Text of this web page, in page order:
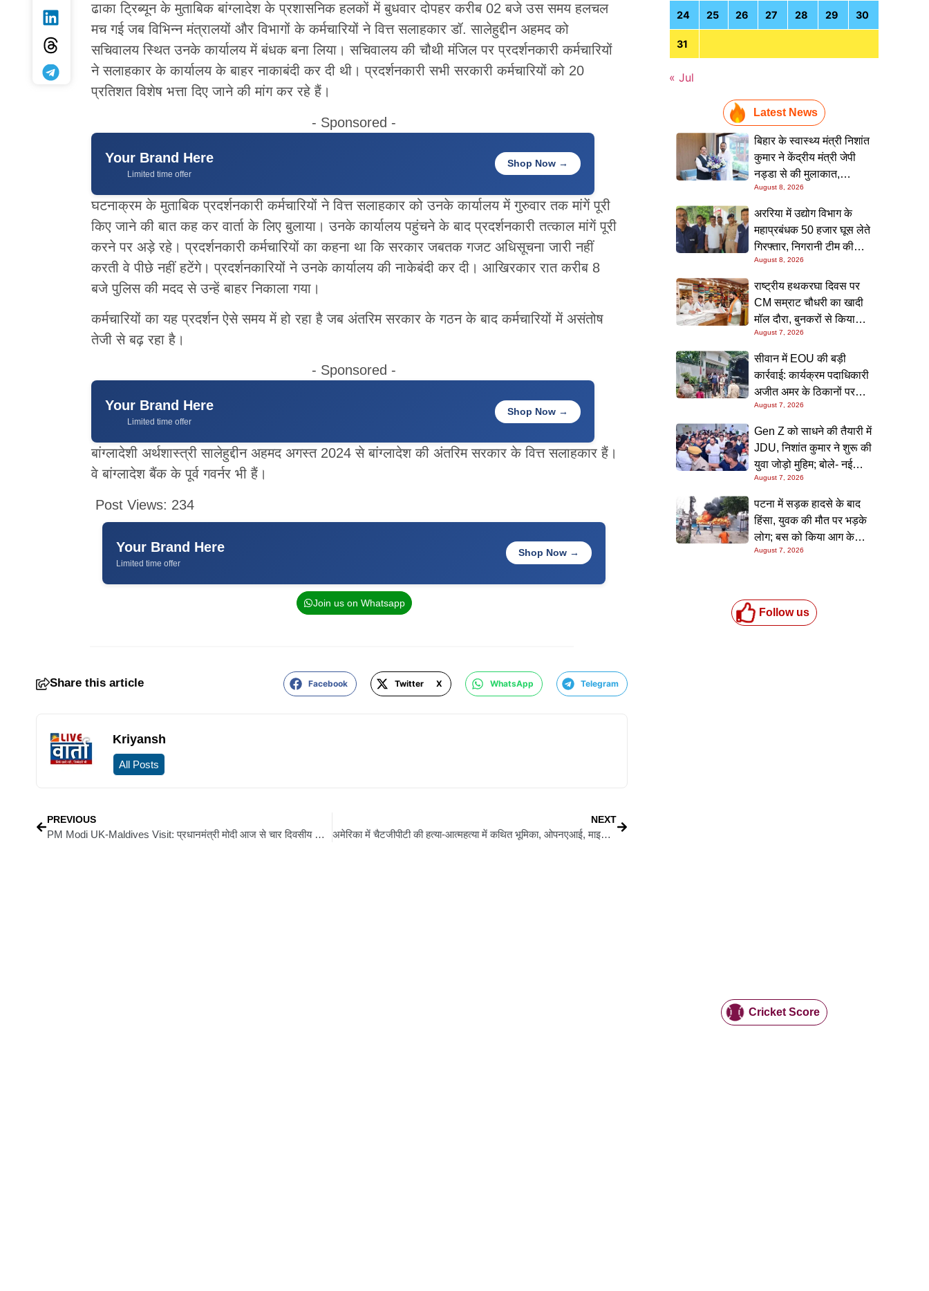
ढाका ट्रिब्यून के मुताबिक बांग्लादेश के प्रशासनिक हलकों में बुधवार दोपहर करीब 02 बजे उस समय हलचल
मच गई जब विभिन्न मंत्रालयों और विभागों के कर्मचारियों ने वित्त सलाहकार डॉ. सालेहुद्दीन अहमद को
सचिवालय स्थित उनके कार्यालय में बंधक बना लिया। सचिवालय की चौथी मंजिल पर प्रदर्शनकारी कर्मचारियों
ने सलाहकार के कार्यालय के बाहर नाकाबंदी कर दी थी। प्रदर्शनकारी सभी सरकारी कर्मचारियों को 20
प्रतिशत विशेष भत्ता दिए जाने की मांग कर रहे हैं।
- Sponsored -
Your Brand Here
Limited time offer
Shop Now →
घटनाक्रम के मुताबिक प्रदर्शनकारी कर्मचारियों ने वित्त सलाहकार को उनके कार्यालय में गुरुवार तक मांगें पूरी
किए जाने की बात कह कर वार्ता के लिए बुलाया। उनके कार्यालय पहुंचने के बाद प्रदर्शनकारी तत्काल मांगें पूरी
करने पर अड़े रहे। प्रदर्शनकारी कर्मचारियों का कहना था कि सरकार जबतक गजट अधिसूचना जारी नहीं
करती वे पीछे नहीं हटेंगे। प्रदर्शनकारियों ने उनके कार्यालय की नाकेबंदी कर दी। आखिरकार रात करीब 8
बजे पुलिस की मदद से उन्हें बाहर निकाला गया।
कर्मचारियों का यह प्रदर्शन ऐसे समय में हो रहा है जब अंतरिम सरकार के गठन के बाद कर्मचारियों में असंतोष
तेजी से बढ़ रहा है।
- Sponsored -
Your Brand Here
Limited time offer
Shop Now →
बांग्लादेशी अर्थशास्त्री सालेहुद्दीन अहमद अगस्त 2024 से बांग्लादेश की अंतरिम सरकार के वित्त सलाहकार हैं।
वे बांग्लादेश बैंक के पूर्व गवर्नर भी हैं।
Post Views: 234
Your Brand Here
Limited time offer
Shop Now →
Join us on Whatsapp
Share this article Facebook Twitter X WhatsApp Telegram
Kriyansh
All Posts
PREVIOUS
PM Modi UK-Maldives Visit: प्रधानमंत्री मोदी आज से चार दिवसीय ब्रिटेन और मालदीव यात्रा पर, क्यों अहम है यह दौरा?
NEXT
अमेरिका में चैटजीपीटी की हत्या-आत्महत्या में कथित भूमिका, ओपनएआई, माइक्रोसॉफ्ट पर मुकदमा
24 25 26 27 28 29 30
31
« Jul
Latest News
बिहार के स्वास्थ्य मंत्री निशांत
कुमार ने केंद्रीय मंत्री जेपी
नड्डा से की मुलाकात,
स्वास्थ्य क्षेत्र के विकास पर
चर्चा
August 8, 2026
अररिया में उद्योग विभाग के
महाप्रबंधक 50 हजार घूस लेते
गिरफ्तार, निगरानी टीम की
छापेमारी; आवास से बरामद हुई
रिश्वत की रकम
August 8, 2026
राष्ट्रीय हथकरघा दिवस पर
CM सम्राट चौधरी का खादी
मॉल दौरा, बुनकरों से किया
संवाद और स्वदेशी उत्पादों को
बढ़ावा देने की अपील
August 7, 2026
सीवान में EOU की बड़ी
कार्रवाई: कार्यक्रम पदाधिकारी
अजीत अमर के ठिकानों पर
छापा, 40 लाख के आभूषण
समेत करोड़ों की संपत्ति की
जांच शुरू
August 7, 2026
Gen Z को साधने की तैयारी में
JDU, निशांत कुमार ने शुरू की
युवा जोड़ो मुहिम; बोले- नई
पीढ़ी तक पहुंचाएं नीतीश
सरकार के 20 सालों के काम
August 7, 2026
पटना में सड़क हादसे के बाद
हिंसा, युवक की मौत पर भड़के
लोग; बस को किया आग के
हवाले, पुलिस और मीडिया पर
August 7, 2026
Follow us
Cricket Score